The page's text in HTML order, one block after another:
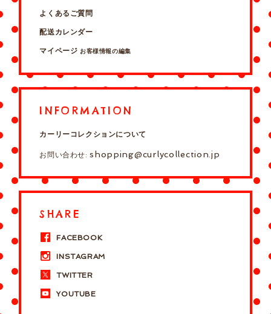
よくあるご質問
配送カレンダー
マイページ お客様情報の編集
INFORMATION
カーリーコレクションについて
お問い合わせ:shopping@curlycollection.jp
SHARE
FACEBOOK
INSTAGRAM
TWITTER
YOUTUBE